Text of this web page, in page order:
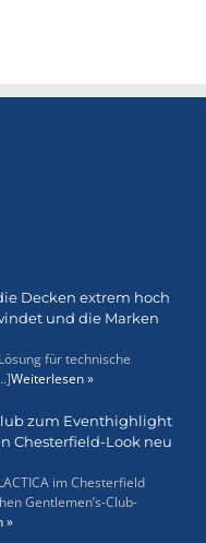
Decken extrem hoch
und die Marken
für technische
Weiterlesen »
zum Eventhighlight
Chesterfield-Look neu
im Chesterfield
Gentlemen’s-Club-
»